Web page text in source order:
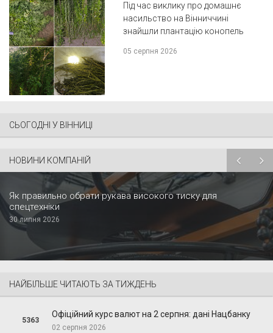
Під час виклику про домашнє
насильство на Вінниччині
знайшли плантацію конопель
05 серпня 2026
СЬОГОДНІ У ВІННИЦІ
НОВИНИ КОМПАНІЙ
Як правильно обрати рукава високого тиску для
спецтехніки
30 липня 2026
НАЙБІЛЬШЕ ЧИТАЮТЬ ЗА ТИЖДЕНЬ
5363
Офіційний курс валют на 2 серпня: дані Нацбанку
02 серпня 2026